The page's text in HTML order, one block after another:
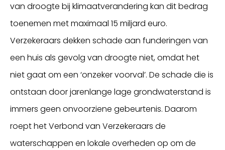
van droogte bij klimaatverandering kan dit bedrag
toenemen met maximaal 15 miljard euro.
Verzekeraars dekken schade aan funderingen van
een huis als gevolg van droogte niet, omdat het
niet gaat om een ‘onzeker voorval’. De schade die is
ontstaan door jarenlange lage grondwaterstand is
immers geen onvoorziene gebeurtenis. Daarom
roept het Verbond van Verzekeraars de
waterschappen en lokale overheden op om de